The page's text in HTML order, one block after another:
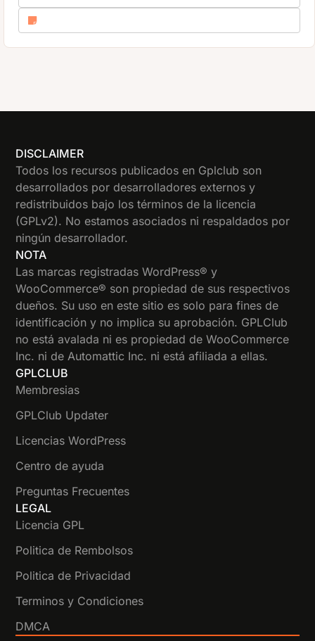
DISCLAIMER
Todos los recursos publicados en Gplclub son
desarrollados por desarrolladores externos y
redistribuidos bajo los términos de la licencia
(GPLv2). No estamos asociados ni respaldados por
ningún desarrollador.
NOTA
Las marcas registradas WordPress® y
WooCommerce® son propiedad de sus respectivos
dueños. Su uso en este sitio es solo para fines de
identificación y no implica su aprobación. GPLClub
no está avalada ni es propiedad de WooCommerce
Inc. ni de Automattic Inc. ni está afiliada a ellas.
GPLCLUB
Membresias
GPLClub Updater
Licencias WordPress
Centro de ayuda
Preguntas Frecuentes
LEGAL
Licencia GPL
Politica de Rembolsos
Politica de Privacidad
Terminos y Condiciones
DMCA